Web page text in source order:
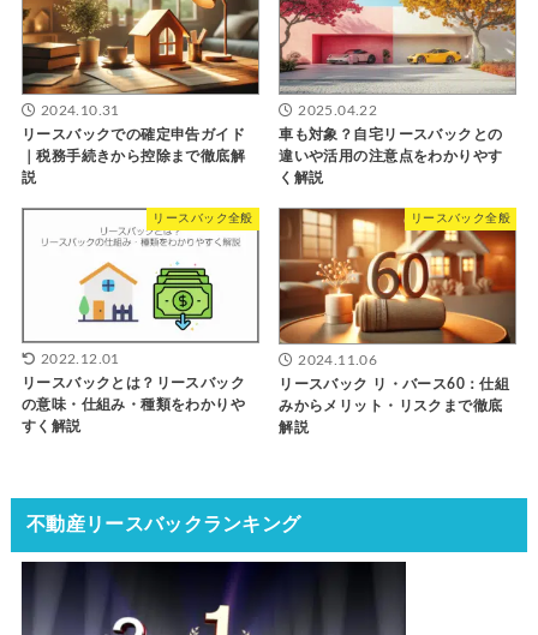
2024.10.31
リースバックでの確定申告ガイド
｜税務手続きから控除まで徹底解
説
2025.04.22
車も対象？自宅リースバックとの
違いや活用の注意点をわかりやす
く解説
リースバック全般
2022.12.01
リースバックとは？リースバック
の意味・仕組み・種類をわかりや
すく解説
リースバック全般
2024.11.06
リースバック リ・バース60：仕組
みからメリット・リスクまで徹底
解説
不動産リースバックランキング